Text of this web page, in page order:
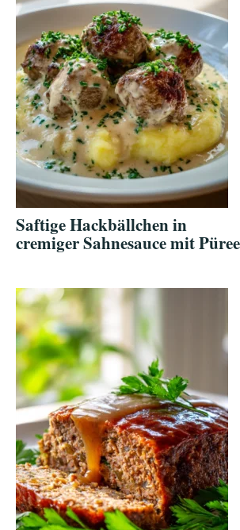
Saftige Hackbällchen in
cremiger Sahnesauce mit Püree